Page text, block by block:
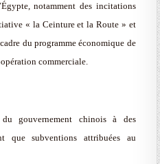
notamment des incitations
« la Ceinture et la Route » et
du programme économique de
commerciale.
gouvernement chinois à des
que subventions attribuées au